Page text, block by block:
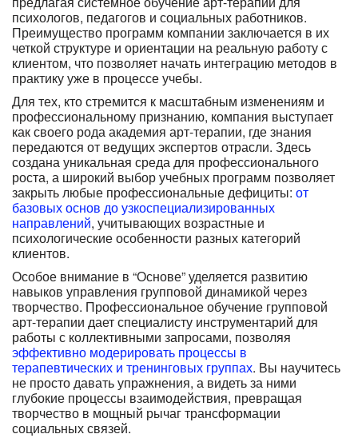
психологов, педагогов и социальных работников.
Преимущество программ компании заключается в их
четкой структуре и ориентации на реальную работу с
клиентом, что позволяет начать интеграцию методов в
практику уже в процессе учебы.
Для тех, кто стремится к масштабным изменениям и
профессиональному признанию, компания выступает
как своего рода академия арт-терапии, где знания
передаются от ведущих экспертов отрасли. Здесь
создана уникальная среда для профессионального
роста, а широкий выбор учебных программ позволяет
закрыть любые профессиональные дефициты: от
базовых основ до узкоспециализированных
направлений, учитывающих возрастные и
психологические особенности разных категорий
клиентов.
Особое внимание в “Основе” уделяется развитию
навыков управления групповой динамикой через
творчество. Профессиональное обучение групповой
арт-терапии дает специалисту инструментарий для
работы с коллективными запросами, позволяя
эффективно модерировать процессы в
терапевтических и тренинговых группах. Вы научитесь
не просто давать упражнения, а видеть за ними
глубокие процессы взаимодействия, превращая
творчество в мощный рычаг трансформации
социальных связей.